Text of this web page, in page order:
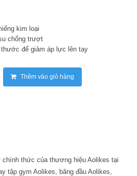
kim loại
chống trượt
để giảm áp lực lên tay
Thêm vào giỏ hàng
chính thức của thương hiệu Aolikes tại
tập gym Aolikes, băng đầu Aolikes,